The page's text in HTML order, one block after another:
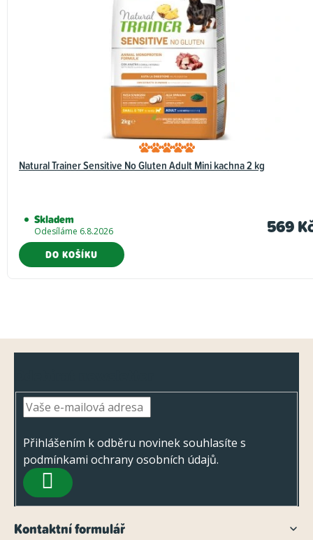
Natural Trainer Sensitive No Gluten Adult Mini kachna 2 kg
Skladem
Odesíláme 6.8.2026 569
DO KOŠÍKU
Přihlášením k odběru novinek souhlasíte s
podmínkami ochrany osobních údajů.
PŘIHLÁSIT
Kontaktní formulář